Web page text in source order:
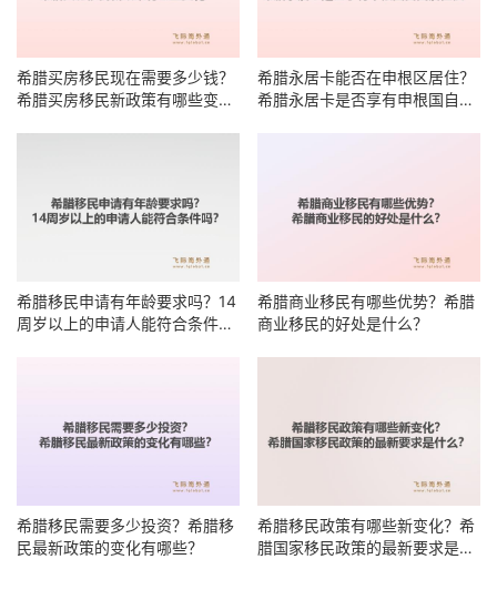
希腊买房移民现在需要多少钱？
希腊买房移民新政策有哪些变
希腊永居卡能否在申根区居住？
希腊永居卡是否享有申根国自由
希腊移民申请有年龄要求吗？14
周岁以上的申请人能符合条件
希腊商业移民有哪些优势？希腊
商业移民的好处是什么？
希腊移民需要多少投资？希腊移
民最新政策的变化有哪些？
希腊移民政策有哪些新变化？希
腊国家移民政策的最新要求是什